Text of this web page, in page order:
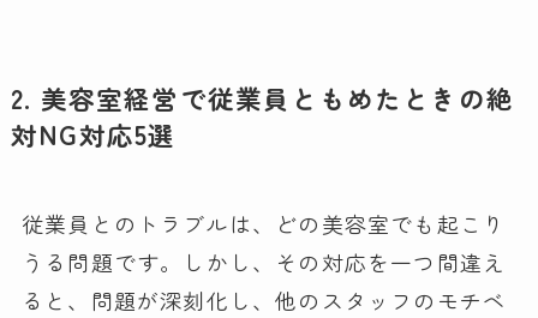
2. 美容室経営で従業員ともめたときの絶
対NG対応5選
従業員とのトラブルは、どの美容室でも起こり
うる問題です。しかし、その対応を一つ間違え
ると、問題が深刻化し、他のスタッフのモチベ